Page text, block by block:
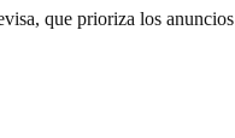
que prioriza los